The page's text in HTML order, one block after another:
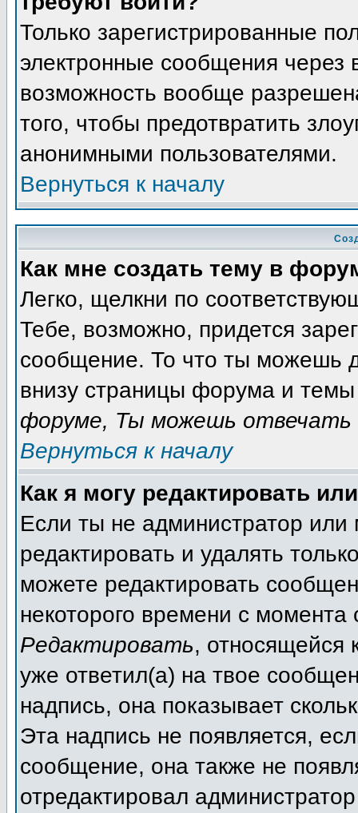
Только зарегистрированные
электронные сообщения через
возможность вообще
того, чтобы предотвратить
анонимными пользователями.
Вернуться к началу
Как мне создать тему в
Легко, щелкни по
Тебе, возможно, придется
сообщение. То что ты можешь
внизу страницы форума и
форуме, Ты можешь отвечать
Вернуться к началу
Как я могу редактировать
Если ты не администратор
редактировать и удалять
можете редактировать
некоторого времени с момента
Редактировать, относящейся
уже ответил(а) на твое
надпись, она показывает
Эта надпись не появляется,
сообщение, она также не
отредактировал